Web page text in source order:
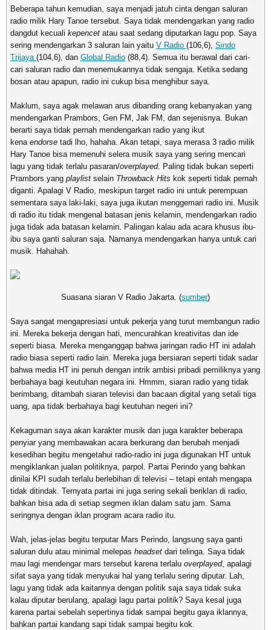
Beberapa tahun kemudian, saya menjadi jatuh cinta dengan saluran
radio milik Hary Tanoe tersebut. Saya tidak mendengarkan yang radio
dangdut kecuali kepencet atau saat sedang diputarkan lagu pop. Saya
sering mendengarkan 3 saluran lain yaitu V Radio (106,6), Sindo
Trijaya (104,6), dan Global Radio (88,4). Semua itu berawal dari cari-
cari saluran radio dan menemukannya tidak sengaja. Ketika sedang
bosan atau apapun, radio ini cukup bisa menghibur saya.
Maklum, saya agak melawan arus dibanding orang kebanyakan yang
mendengarkan Prambors, Gen FM, Jak FM, dan sejenisnya. Bukan
berarti saya tidak pernah mendengarkan radio yang ikut
kena endorse tadi lho, hahaha. Akan tetapi, saya merasa 3 radio milik
Hary Tanoe bisa memenuhi selera musik saya yang sering mencari
lagu yang tidak terlalu pasaran/overplayed. Paling tidak bukan seperti
Prambors yang playlist selain Throwback Hits kok seperti tidak pernah
diganti. Apalagi V Radio, meskipun target radio ini untuk perempuan
sementara saya laki-laki, saya juga ikutan menggemari radio ini. Musik
di radio itu tidak mengenal batasan jenis kelamin, mendengarkan radio
juga tidak ada batasan kelamin. Palingan kalau ada acara khusus ibu-
ibu saya ganti saluran saja. Namanya mendengarkan hanya untuk cari
musik. Hahahah.
Suasana siaran V Radio Jakarta. (sumber)
Saya sangat mengapresiasi untuk pekerja yang turut membangun radio
ini. Mereka bekerja dengan hati, mencurahkan kreativitas dan ide
seperti biasa. Mereka menganggap bahwa jaringan radio HT ini adalah
radio biasa seperti radio lain. Mereka juga bersiaran seperti tidak sadar
bahwa media HT ini penuh dengan intrik ambisi pribadi pemiliknya yang
berbahaya bagi keutuhan negara ini. Hmmm, siaran radio yang tidak
berimbang, ditambah siaran televisi dan bacaan digital yang setali tiga
uang, apa tidak berbahaya bagi keutuhan negeri ini?
Kekaguman saya akan karakter musik dan juga karakter beberapa
penyiar yang membawakan acara berkurang dan berubah menjadi
kesedihan begitu mengetahui radio-radio ini juga digunakan HT untuk
mengiklankan jualan politiknya, parpol. Partai Perindo yang bahkan
dinilai KPI sudah terlalu berlebihan di televisi – tetapi entah mengapa
tidak ditindak. Ternyata partai ini juga sering sekali beriklan di radio,
bahkan bisa ada di setiap segmen iklan dalam satu jam. Sama
seringnya dengan iklan program acara radio itu.
Wah, jelas-jelas begitu terputar Mars Perindo, langsung saya ganti
saluran dulu atau minimal melepas headset dari telinga. Saya tidak
mau lagi mendengar mars tersebut karena terlalu overplayed, apalagi
sifat saya yang tidak menyukai hal yang terlalu sering diputar. Lah,
lagu yang tidak ada kaitannya dengan politik saja saya tidak suka
kalau diputar berulang, apalagi lagu partai politik? Saya kesal juga
karena partai sebelah sepertinya tidak sampai begitu gaya iklannya,
bahkan partai kandang sapi tidak sampai begitu kok.